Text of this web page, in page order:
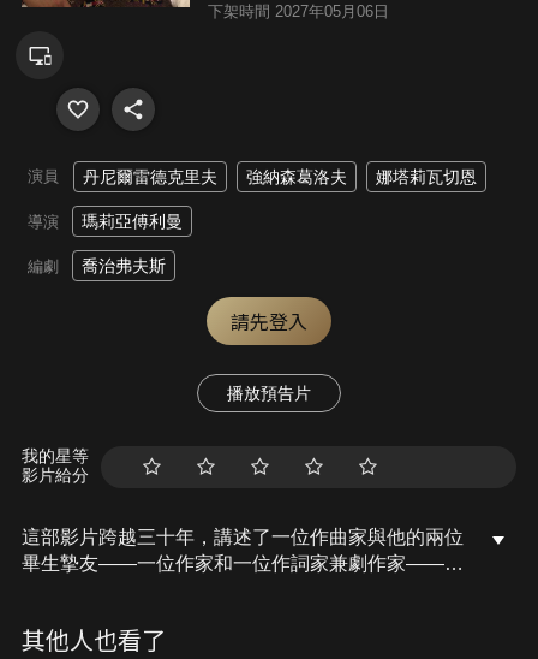
下架時間 2027年05月06日
演員 丹尼爾雷德克里夫 強納森葛洛夫 娜塔莉瓦切恩
導演 瑪莉亞傅利曼
編劇 喬治弗夫斯
請先登入
播放預告片
我的星等
影片給分
這部影片跨越三十年，講述了一位作曲家與他的兩位
畢生摯友——一位作家和一位作詞家兼劇作家——之
其他人也看了